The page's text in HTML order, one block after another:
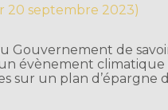
20 septembre 2023)
Gouvernement de
évènement
sur un plan d’épargne